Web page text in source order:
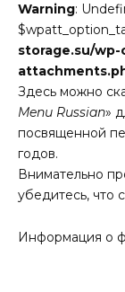
Warning:
storage.su/
Здесь можно
Menu Russian»
посвященной
годов.
Внимательно
убедитесь, что
Информация о